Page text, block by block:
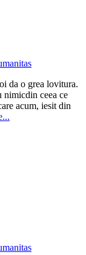
da o grea lovitura.
nimicdin ceea ce
acum, iesit din